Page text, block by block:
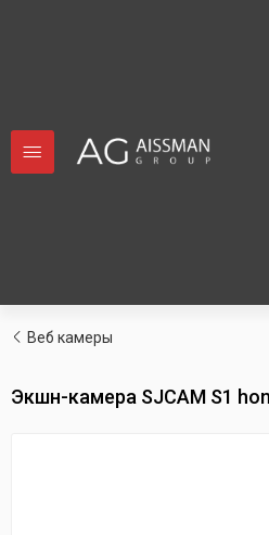
Веб камеры
Экшн-камера SJCAM S1